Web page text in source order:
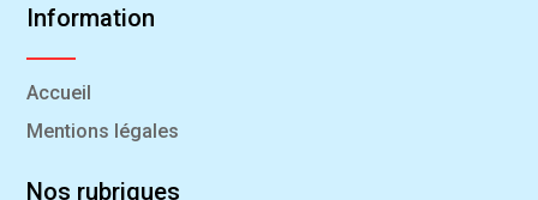
Information
Accueil
Mentions légales
Nos rubriques